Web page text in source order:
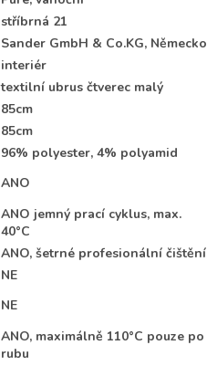
stříbrná 21
Sander GmbH & Co.KG, Německo
interiér
textilní ubrus čtverec malý
85cm
85cm
96% polyester, 4% polyamid
ANO
ANO jemný prací cyklus, max.
40°C
ANO, šetrné profesionální čištění
NE
NE
ANO, maximálně 110°C pouze po
rubu